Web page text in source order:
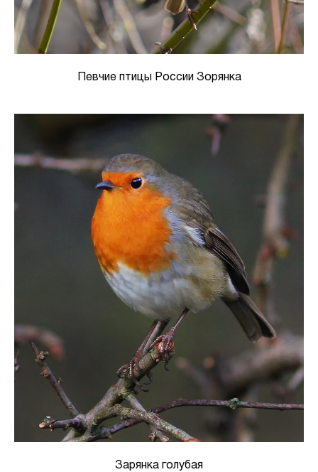
Певчие птицы России Зорянка
Зарянка голубая